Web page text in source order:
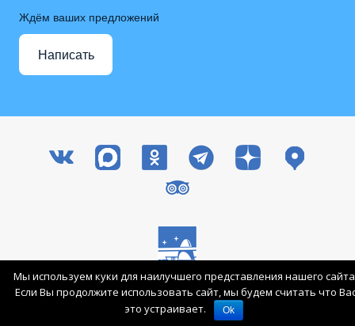
Ждём ваших предложений
Написать
Все права защищены © 2003-2026 ГМИК им. К.Э. Циолковского
Вход для сотрудников
Карта сайта
Поддержка патриотических проектов
Мы используем куки для наилучшего представления нашего
Если Вы продолжите использовать сайт, мы будем считать что
это устраивает.
Ok